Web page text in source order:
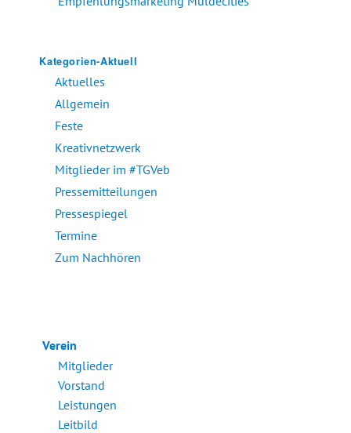
Kategorien-Aktuell
Aktuelles
Allgemein
Feste
Kreativnetzwerk
Mitglieder im #TGVeb
Pressemitteilungen
Pressespiegel
Termine
Zum Nachhören
Verein
Mitglieder
Vorstand
Leistungen
Leitbild